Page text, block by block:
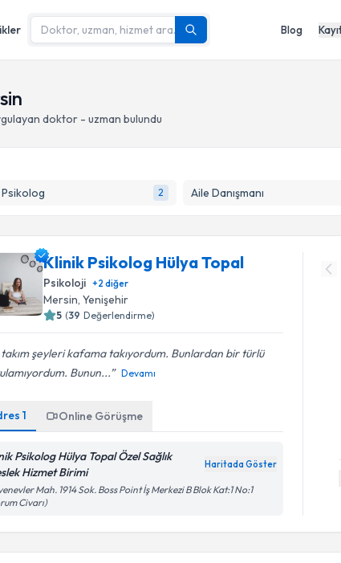
Blog
doktor - uzman bulundu
2 Aile Danışmanı
Klinik Psikolog Hülya Topal
Psikoloji +2 diğer
Mersin, Yenişehir
5 (39 Değerlendirme)
şeyleri kafama takıyordum. Bunlardan bir türlü
Bunun...
Devamı
1 Online Görüşme
Psikolog Hülya Topal Özel Sağlık
Hizmet Birimi
Haritada Göster
Mah. 1914 Sok. Boss Point İş Merkezi B Blok Kat:1 No:1
Civarı)